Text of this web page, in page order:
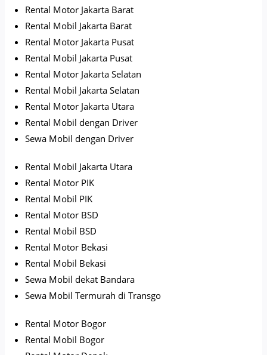
Rental Motor Jakarta Barat
Rental Mobil Jakarta Barat
Rental Motor Jakarta Pusat
Rental Mobil Jakarta Pusat
Rental Motor Jakarta Selatan
Rental Mobil Jakarta Selatan
Rental Motor Jakarta Utara
Rental Mobil dengan Driver
Sewa Mobil dengan Driver
Rental Mobil Jakarta Utara
Rental Motor PIK
Rental Mobil PIK
Rental Motor BSD
Rental Mobil BSD
Rental Motor Bekasi
Rental Mobil Bekasi
Sewa Mobil dekat Bandara
Sewa Mobil Termurah di Transgo
Rental Motor Bogor
Rental Mobil Bogor